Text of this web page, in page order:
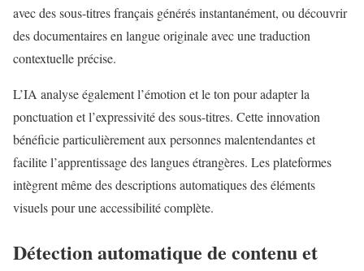
avec des sous-titres français générés instantanément, ou découvrir
des documentaires en langue originale avec une traduction
contextuelle précise.
L’IA analyse également l’émotion et le ton pour adapter la
ponctuation et l’expressivité des sous-titres. Cette innovation
bénéficie particulièrement aux personnes malentendantes et
facilite l’apprentissage des langues étrangères. Les plateformes
intègrent même des descriptions automatiques des éléments
visuels pour une accessibilité complète.
Détection automatique de contenu et